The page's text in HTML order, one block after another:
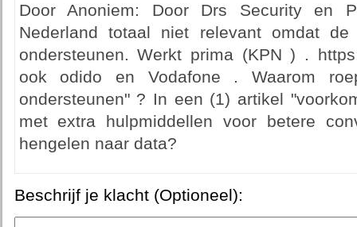
Door Anoniem: Door Drs Security en
Nederland totaal niet relevant omdat
ondersteunen. Werkt prima (KPN ) .
ook odido en Vodafone . Waarom
ondersteunen" ? In een (1) artikel
met extra hulpmiddellen voor betere
hengelen naar data?
Beschrijf je klacht (Optioneel):